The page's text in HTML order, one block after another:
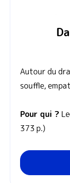
Autour du
souffle,
Pour qui ?
373 p.)